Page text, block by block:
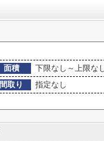
面積 下限なし～上限な
間取り
指定なし